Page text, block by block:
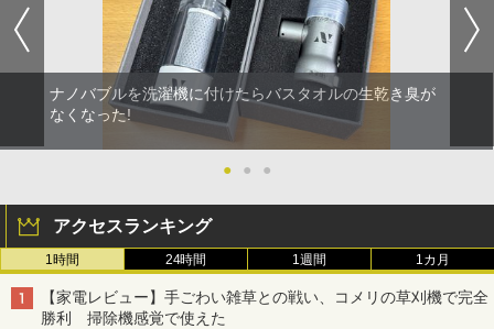
ナノバブルを洗濯機に付けたらバスタオルの生乾き臭が
なくなった!
● ● ●
アクセスランキング
1時間 24時間 1週間 1カ月
【家電レビュー】手ごわい雑草との戦い、コメリの草刈機で完全
勝利 掃除機感覚で使えた